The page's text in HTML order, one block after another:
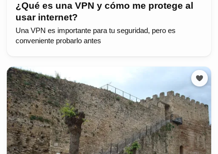
¿Qué es una VPN y cómo me protege al
usar internet?
Una VPN es importante para tu seguridad, pero es
conveniente probarlo antes